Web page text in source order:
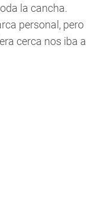
la cancha.
personal, pero
cerca nos iba a